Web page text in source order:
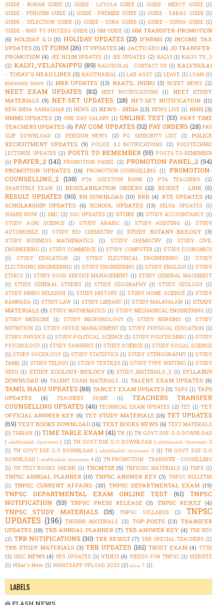
GUIDE - KONAR GUIDE (1) GUIDE - LOYOLA GUIDE (1) GUIDE - MERCY GUIDE (1)
GUIDE - PENGUIN GUIDE (1) GUIDE - PREMIER GUIDE (1) GUIDE - SARAS GUIDE (1)
GUIDE - SELECTION GUIDE (1) GUIDE - SURA GUIDE (1) GUIDE - SURYA GUIDE (1)
GUIDE - WAY TO SUCCESS GUIDE (1) HM GUIDE (1) HM TRANSFER-PROMOTION
(6) HOLIDAY G.O (5) HOLIDAY UPDATES (23) IFHRMS (3) INCOME TAX
UPDATES (3) IT FORM (26) IT UPDATES (4) JACTO GEO (4) JD TRANSFER-
PROMOTION (4) JEE NCHM UPDATES (1) JEE UPDATES (2) KALVI (1) KALVI TV_2
(2) KALVI_VELAIVAIPPU (89) KALVISOLAI - CONTACT US (1) KALVISOLAI
- TODAY'S HEAD LINES (3) KAVITHAIKAL (1) LAB ASST (2) LEAVE (1) LOAN (1)
maternity leave (1) MRB UPDATES (13) NAATIL INDRU (3) NCERT NEWS (2)
NEET EXAM UPDATES (82) NEET NOTIFICATIONS (1)
NEET STUDY
MATERIALS (9) NET-SET UPDATES (28) NET-SET NOTIFICATION (11)
NEW INDIA SAMACHAR (1) NEWS (1) NEWS - INDIA (13) NEWS LIVE (1) NHIS (3)
NMMS UPDATES (3) ONE DAY SALARY (1) ONLINE TEST (53) PART TIME
TEACHERS UPDATES (6) PAY COM UPDATES (32) PAY ORDERS (28) PAY
SLIP DOWNLOAD
(1) PENSION NEWS (2) PG SENIORITY LIST (1)
POLICE
RECRUITMENT UPDATES (9) POLICE S.I NOTIFICATIONS (2) POLYTECHNIC
LECTURER UPDATES (2) POSTS TO REMEMBER (55) POSTS-TO-REMEMBER
(1) PRAYER_2 (141) PROMOTION PANEL (2) PROMOTION PANEL_2 (94)
PROMOTION UPDATES (16) PROMOTION-COUNSELLING (1)
PROMOTION-
COUNSELLING_2 (138) PTA QUESTION BANK (1) PTA TEACHERS
(2)
QUARTERLY EXAM (1) REGULARISATION ORDERS (22) RESULT - LINK (5)
RESULT UPDATES (90) RH DOWNLOAD (10) RRB (4) RTE UPDATES (4)
SCHOLARSHIP UPDATES (6) SCHOOL UPDATES (13) SELVA UPDATES
(1)
SHARE NOW (1) SMC (2) SSC UPDATES (2) STORY (8) STUDY ACCOUNTANCY (1)
STUDY AGRI SCIENCE
(1) STUDY ARABIC (1) STUDY AUDITING (1)
STUDY
AUTOMOBILE (1) STUDY BIO CHEMISTRY (1) STUDY BOTANY-BIOLOGY (3)
STUDY BUSINESS MATHEMATICS (1) STUDY CHEMISTRY (1)
STUDY CIVIL
ENGINEERING (1) STUDY COMMERCE (1) STUDY COMPUTER (2) STUDY ECONOMICS
(1)
STUDY EDUCATION (2) STUDY ELECTRICAL ENGINEERING (1)
STUDY
ELECTRONIC ENGINEERING (1) STUDY ENGINEERING (2) STUDY ENGLISH (1) STUDY
ETHICS (1) STUDY FOOD SERVICE MANAGEMENT (1) STUDY GENERAL MACHINIST
(1) STUDY GENERAL STUDIES (1) STUDY GEOGRAPHY (1) STUDY GEOLOGY (1)
STUDY HINDU RELIGION (1) STUDY HISTORY (1) STUDY HOME SCIENCE (1) STUDY
KANNADA (1) STUDY LAW (1) STUDY LIBRARY (1) STUDY MALAYALAM (1) STUDY
MATERIALS (5) STUDY MATHEMATICS (1) STUDY MECHANICAL ENGINEERING (1)
STUDY MEDICINE
(1) STUDY MICROBIOLOGY (1) STUDY NURSING (1)
STUDY
NUTRITION (1) STUDY OFFICE MANAGEMENT (1) STUDY PHYSICAL EDUCATION (1)
STUDY PHYSICS (1) STUDY POLITICAL SCIENCE (1) STUDY POLYTECHNIC (1) STUDY
PSYCHOLOGY (1) STUDY SANSKRIT (1) STUDY SCIENCE (1) STUDY SOCIAL SCIENCE
(1) STUDY SOCIOLOGY (1) STUDY STATISTICS (1) STUDY STENOGRAPHY (1) STUDY
TAMIL (1) STUDY TELUGU (1) STUDY TEXTILES (1) STUDY TYPE WRITING (1) STUDY
URDU (1) STUDY ZOOLOGY-BIOLOGY (3) STUDY_MATERIALS_2 (1) SYLLABUS
DOWNLOAD (6) TALENT EXAM MATERIALS (1) TALENT EXAM UPDATES (6)
TAMIL NADU UPDATES (88) TANCET EXAM UPDATES (3) TAPS (1) TAPS
UPDATES
(4) TEACHERS HOME (1)
TEACHERS TRANSFER
COUNSELLING UPDATES (46) TECHNICAL EXAM UPDATES (2) TET (1) TET
OFFICIAL ANSWER KEY (6) TET STUDY MATERIALS (16) TET UPDATES
(69) TEXT BOOKS DOWNLOAD (16) TEXT BOOKS NEWS (6) TEXT MATERIALS
(1) THIRAN (1) TIME TABLE EXAM (41) TN (1) TN GOVT DSE G.O DOWNLOAD
| பள்ளிக்கல்வி அரசாணை 1 (2) TN GOVT DSE G.O DOWNLOAD | பள்ளிக்கல்வி அரசாணை 2
(1) TN GOVT DSE G.O DOWNLOAD | பள்ளிக்கல்வி அரசாணை 3 (1) TN GOVT DSE G.O
DOWNLOAD | பள்ளிக்கல்வி அரசாணை 4 (1) TN PROMOTION - TRANSFER - COUSELLING
(1) TN TEXT BOOKS ONLINE (1) TNCMTSE (5) TNFUSRC MATERIALS (1) TNPS (1)
TNPSC ANNUAL PLANNER (10) TNPSC ANSWER KEY (3) TNPSC BULLETIN
(1) TNPSC CURRENT AFFAIRS (20) TNPSC DEPARTMENTAL EXAM (19)
TNPSC DEPARTMENTAL EXAM ONLINE TEST (61)
TNPSC
NOTIFICATION (53) TNPSC PRESS RELEASE (3) TNPSC RESULT (4)
TNPSC STUDY MATERIALS (35) TNPSC SYLLABUS (1)
TNPSC
UPDATES (196) TNUSRB MATERIALS (2) TOP-POSTS (13) TRANSFER
UPDATES (18) TRB ANNUAL PLANNER (7) TRB ANSWER KEY (4) TRB BEO
(2) TRB NOTIFICATIONS (30) TRB RESULT (7) TRB SPECIAL TEACHERS (1)
TRB STUDY MATERIALS (3) TRB UPDATES (161) TRUST EXAM (4) TTSE
(2) UGC NEWS (4) UPS UPDATES (1) VIDEO (6) VIDEOS FOR TNPSC (1) WEBSITE
(1) What's New. (1) WHATSAPP UPLOAD 2023 (2) எப்படி ? (1)
LABELS